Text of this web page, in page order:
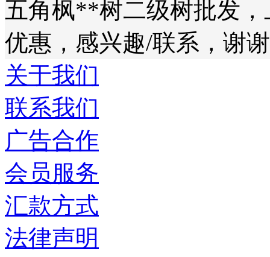
五角枫**树二级树批发
优惠，感兴趣/联系，谢
关于我们
联系我们
广告合作
会员服务
汇款方式
法律声明